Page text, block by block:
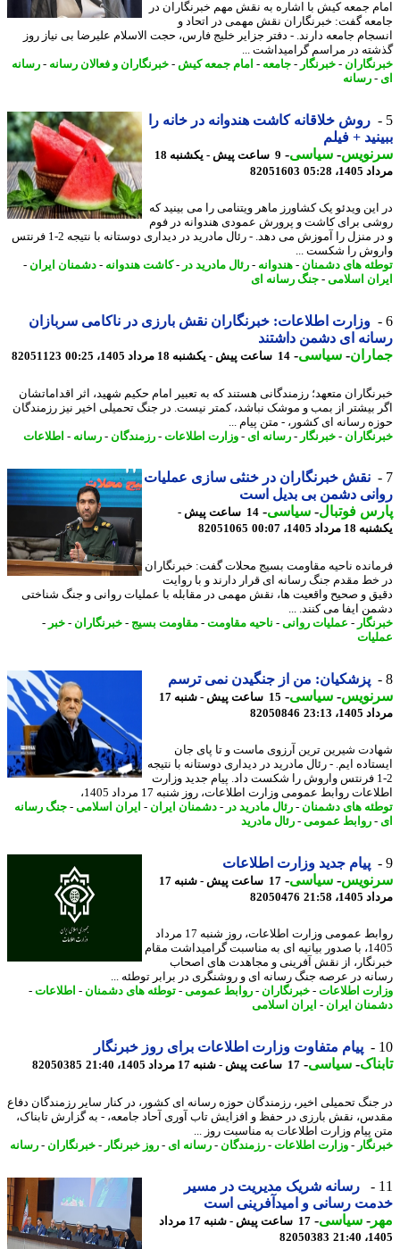
جمعه کیش با اشاره به نقش مهم خبرنگاران در
گفت: خبرنگاران نقش مهمی در اتحاد و
جامعه دارند. - دفتر جزایر خلیج فارس، حجت الاسلام علیرضا بی نیاز روز
در مراسم گرامیداشت ...
- خبرنگار -جامعه-امام جمعه کیش-خبرنگاران و فعالان رسانه-رسانه
رسانه
روش خلاقانه کاشت هندوانه در خانه را
+ فیلم
-سیاسی-
9 ساعت پیش - یکشنبه 18
05:28
82051603
ویدئو یک کشاورز ماهر ویتنامی را می بینید که
برای کاشت و پرورش عمودی هندوانه در فوم
و در منزل را آموزش می دهد. - رئال مادرید در دیداری دوستانه با نتیجه 2-1 فرنتس
را شکست ...
های دشمنان-هندوانه- رئال مادرید در- کاشت هندوانه- دشمنان ایران -
اسلامی-جنگ رسانه ای
وزارت اطلاعات: خبرنگاران نقش بارزی در ناکامی سربازان
ای دشمن داشتند
- سیاسی-14 ساعت پیش - یکشنبه 18 مرداد 1405، 00:25 82051123
متعهد؛ رزمندگانی هستند که به تعبیر امام حکیم شهید، اثر اقداماتشان
بیشتر از بمب و موشک نباشد، کمتر نیست. در جنگ تحمیلی اخیر نیز رزمندگان
رسانه ای کشور، - متن پیام ...
- خبرنگار -رسانه ای- وزارت اطلاعات-رزمندگان-رسانه-اطلاعات
نقش خبرنگاران در خنثی سازی عملیات
دشمن بی بدیل است
فوتبال-سیاسی-
14 ساعت پیش -
1405، 00:07
82051065
ناحیه مقاومت بسیج محلات گفت: خبرنگاران
مقدم جنگ رسانه ای قرار دارند و با روایت
و صحیح واقعیت ها، نقش مهمی در مقابله با عملیات روانی و جنگ شناختی
ایفا می کنند. ...
-عملیات روانی- ناحیه مقاومت-مقاومت بسیج-خبرنگاران- خبر-
پزشکیان: من از جنگیدن نمی ترسم
-سیاسی-
15 ساعت پیش - شنبه 17
23:13
82050846
شیرین ترین آرزوی ماست و تا پای جان
ایم. - رئال مادرید در دیداری دوستانه با نتیجه
2-1 فرنتس واروش را شکست داد. پیام جدید وزارت
روابط عمومی وزارت اطلاعات، روز شنبه 17 مرداد 1405،
های دشمنان-رئال مادرید در- دشمنان ایران - ایران اسلامی-جنگ رسانه
روابط عمومی-رئال مادرید
پیام جدید وزارت اطلاعات
-سیاسی-
17 ساعت پیش - شنبه 17
21:58
82050476
روابط عمومی وزارت اطلاعات، روز شنبه 17 مرداد
1405، با صدور بیانیه ای به مناسبت گرامیداشت مقام
از نقش آفرینی و مجاهدت های اصحاب
در عرصه جنگ رسانه ای و روشنگری در برابر توطئه ...
اطلاعات-خبرنگاران- روابط عمومی-توطئه های دشمنان-اطلاعات-
ایران - ایران اسلامی
پیام متفاوت وزارت اطلاعات برای روز خبرنگار
-سیاسی-17 ساعت پیش - شنبه 17 مرداد 1405، 21:40 82050385
تحمیلی اخیر، رزمندگان حوزه رسانه ای کشور، در کنار سایر رزمندگان دفاع
نقش بارزی در حفظ و افزایش تاب آوری آحاد جامعه، - به گزارش تابناک،
پیام وزارت اطلاعات به مناسبت روز ...
-وزارت اطلاعات-رزمندگان-رسانه ای- روز خبرنگار -خبرنگاران- رسانه
رسانه شریک مدیریت در مسیر
رسانی و امیدآفرینی است
-سیاسی-
17 ساعت پیش - شنبه 17 مرداد
82050383